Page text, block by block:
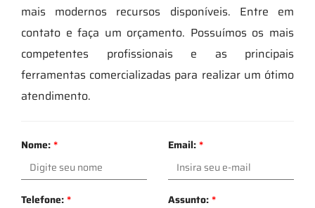
mais modernos recursos disponíveis. Entre em
contato e faça um orçamento. Possuímos os mais
competentes profissionais e as principais
ferramentas comercializadas para realizar um ótimo
atendimento.
Nome:* Email:*
Telefone:* Assunto:*